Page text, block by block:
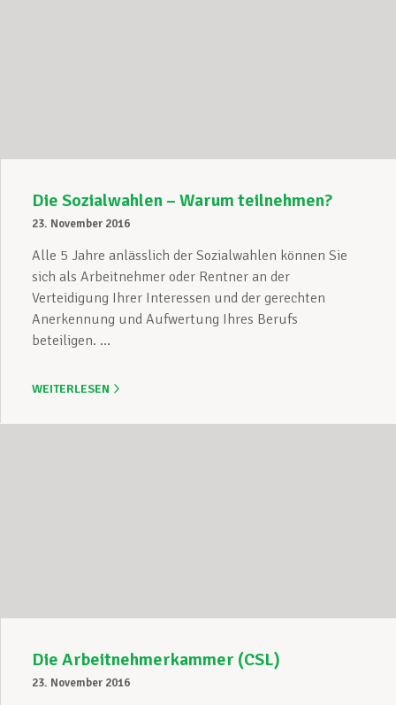
Mitglied werden
Aktuell
Die Sozialwahlen – Warum teilnehmen?
23. November 2016
Alle 5 Jahre anlässlich der Sozialwahlen können Sie
sich als Arbeitnehmer oder Rentner an der
Verteidigung Ihrer Interessen und der gerechten
Anerkennung und Aufwertung Ihres Berufs
beteiligen. ...
WEITERLESEN
Die Arbeitnehmerkammer (CSL)
23. November 2016